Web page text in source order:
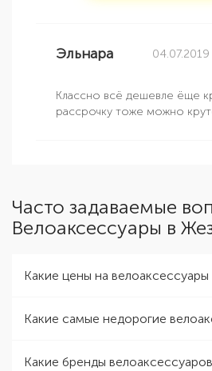
Эльнара 04.07.2019
Классно всё дешевле ёще
рассрочку тоже можно
Часто задаваемые
Велоаксессуары в
Какие цены на велоаксессуары
Какие самые недорогие
Какие бренды